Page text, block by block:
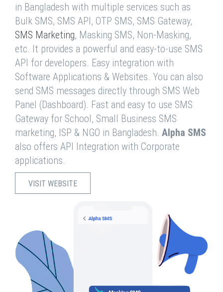
in Bangladesh with multiple services such as
Bulk SMS, SMS API, OTP SMS, SMS Gateway,
SMS Marketing, Masking SMS, Non-Masking,
etc. It provides a powerful and easy-to-use SMS
API for developers. Easy integration with
Software Applications & Websites. You can also
send SMS messages directly through SMS Web
Panel (Dashboard). Fast and easy to use SMS
Gateway for School, Small Business SMS
marketing, ISP & NGO in Bangladesh. Alpha SMS
also offers API Integration with Corporate
applications.
VISIT WEBSITE